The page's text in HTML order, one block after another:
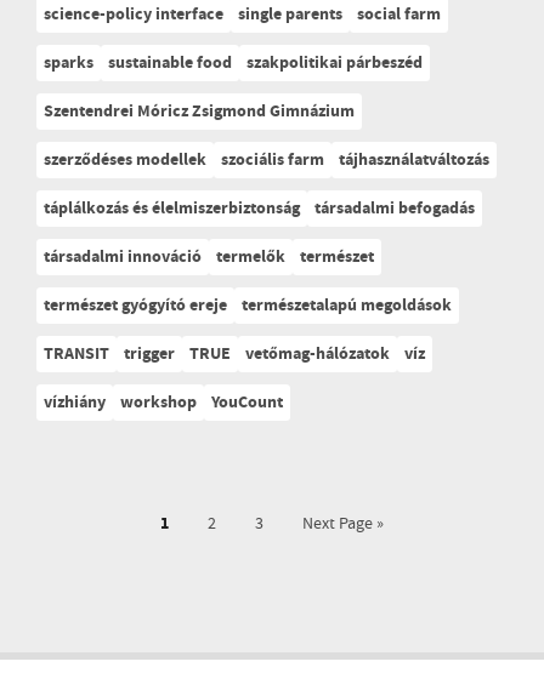
science-policy interface single parents social farm
sparks sustainable food
szakpolitikai párbeszéd
Szentendrei Móricz Zsigmond Gimnázium
szerződéses modellek szociális farm tájhasználatváltozás
táplálkozás és élelmiszerbiztonság társadalmi befogadás
társadalmi innováció termelők természet
természet gyógyító ereje természetalapú megoldások
TRANSIT trigger TRUE vetőmag-hálózatok víz
vízhiány workshop YouCount
1 2 3 Next Page »